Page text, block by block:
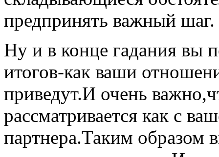
предпринять важный шаг.
Ну и в конце гадания вы
итогов-как ваши
приведут.И очень
рассматривается как с
партнера.Таким образом